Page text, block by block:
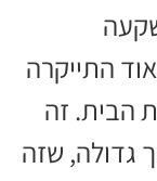
התייקרה
הבית. זה
גדולה, שזה